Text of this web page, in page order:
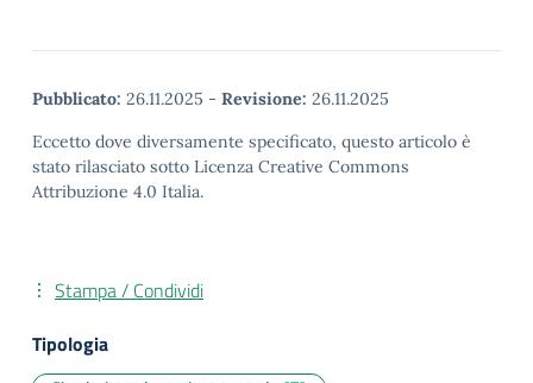
Pubblicato: 26.11.2025 - Revisione: 26.11.2025
Eccetto dove diversamente specificato, questo articolo è
stato rilasciato sotto Licenza Creative Commons
Attribuzione 4.0 Italia.
Stampa / Condividi
Tipologia